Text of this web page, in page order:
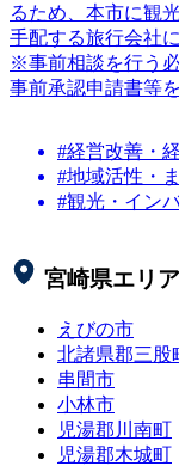
るため、本市に観
手配する旅行会社
※事前相談を行う
事前承認申請書等
#経営改善・
#地域活性・
#観光・イン
宮崎県エリ
えびの市
北諸県郡三股
串間市
小林市
児湯郡川南町
児湯郡木城町